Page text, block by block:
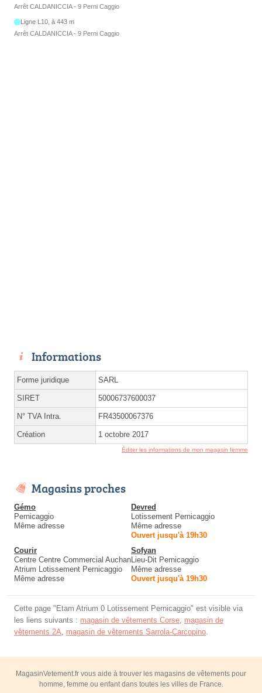
Arrêt CALDANICCIA - 9 Perni Caggio
Ligne L10, à 443 m
Arrêt CALDANICCIA - 9 Perni Caggio
Informations
Forme juridique SARL
SIRET 50006737600037
N° TVA Intra. FR43500067376
Création 1 octobre 2017
Éditer les informations de mon magasin femme
Magasins proches
Gémo
Pernicaggio
Même adresse
Devred
Lotissement Pernicaggio
Même adresse
Ouvert jusqu'à 19h30
Courir
Centre Centre Commercial Auchan
Atrium Lotissement Pernicaggio
Même adresse
Sofyan
Lieu-Dit Pernicaggio
Même adresse
Ouvert jusqu'à 19h30
Cette page "Etam Atrium 0 Lotissement Pernicaggio" est visible via
les liens suivants : magasin de vêtements Corse, magasin de
vêtements 2A, magasin de vêtements Sarrola-Carcopino.
MagasinVetement.fr vous aide à trouver les magasins de vêtements pour
homme, femme ou enfant dans toutes les villes de France.